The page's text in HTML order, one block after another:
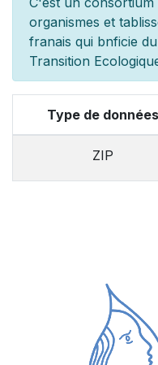
organismes et
franais qui bnficie
Transition
Type de données
ZIP